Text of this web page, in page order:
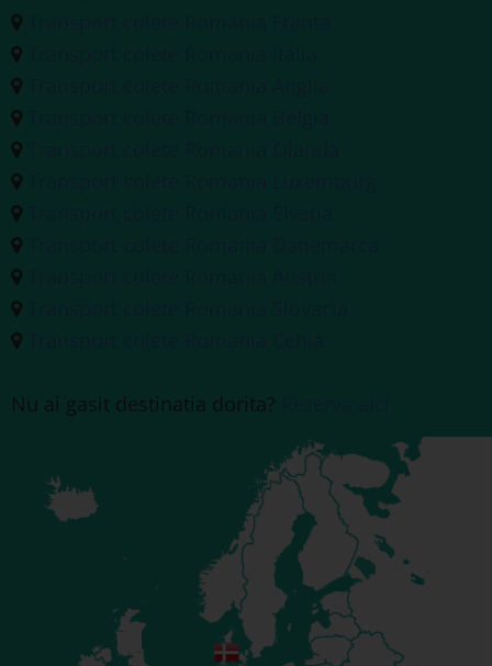
Nu ai gasit destinatia dorita?